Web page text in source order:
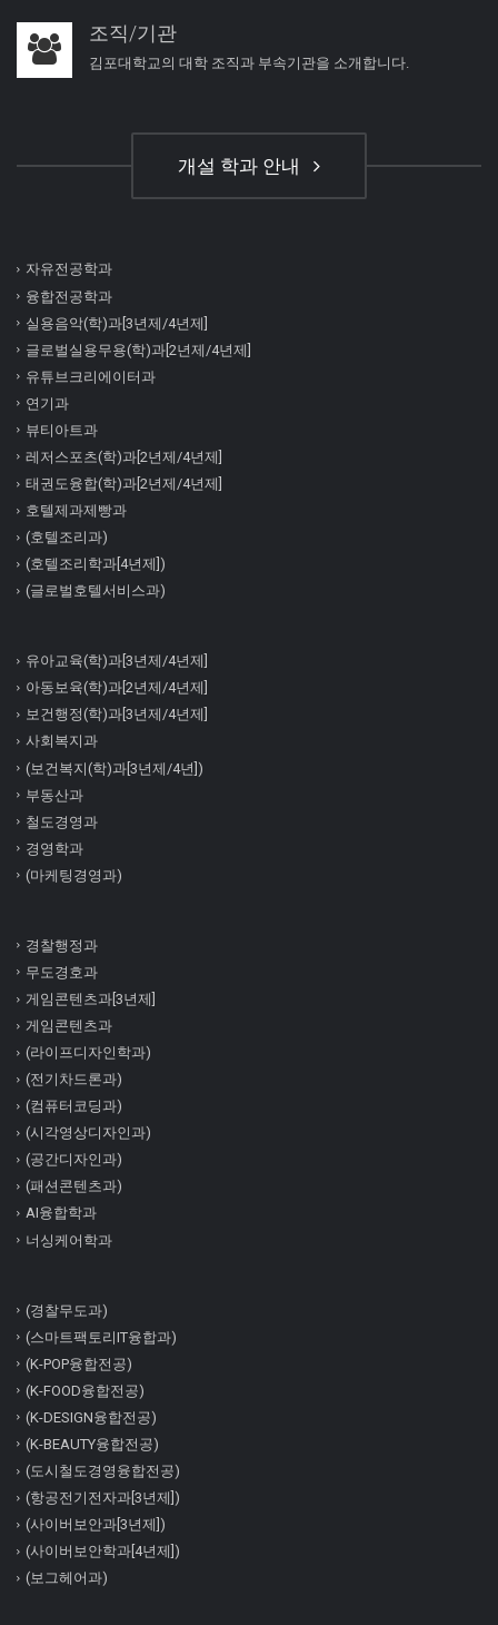
조직/기관
김포대학교의 대학 조직과 부속기관을 소개합니다.
개설 학과 안내
자유전공학과
융합전공학과
실용음악(학)과[3년제/4년제]
글로벌실용무용(학)과[2년제/4년제]
유튜브크리에이터과
연기과
뷰티아트과
레저스포츠(학)과[2년제/4년제]
태권도융합(학)과[2년제/4년제]
호텔제과제빵과
(호텔조리과)
(호텔조리학과[4년제])
(글로벌호텔서비스과)
유아교육(학)과[3년제/4년제]
아동보육(학)과[2년제/4년제]
보건행정(학)과[3년제/4년제]
사회복지과
(보건복지(학)과[3년제/4년])
부동산과
철도경영과
경영학과
(마케팅경영과)
경찰행정과
무도경호과
게임콘텐츠과[3년제]
게임콘텐츠과
(라이프디자인학과)
(전기차드론과)
(컴퓨터코딩과)
(시각영상디자인과)
(공간디자인과)
(패션콘텐츠과)
AI융합학과
너싱케어학과
(경찰무도과)
(스마트팩토리IT융합과)
(K-POP융합전공)
(K-FOOD융합전공)
(K-DESIGN융합전공)
(K-BEAUTY융합전공)
(도시철도경영융합전공)
(항공전기전자과[3년제])
(사이버보안과[3년제])
(사이버보안학과[4년제])
(보그헤어과)